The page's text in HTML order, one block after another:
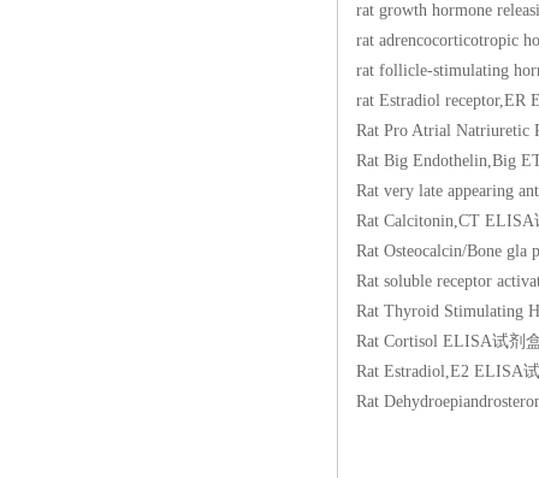
rat growth hormone
rat adrencocorticotropic
rat follicle-stimulating
rat Estradiol
Rat Pro Atrial
Rat Big Endothelin,Big
Rat very late appearing
Rat Calcitonin,CT
Rat Osteocalcin/Bone
Rat soluble receptor
Rat Thyroid Stimulating
Rat Cortisol ELISA试剂
Rat Estradiol,E2 ELISA
Rat